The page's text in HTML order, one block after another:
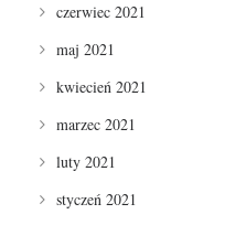
czerwiec 2021
maj 2021
kwiecień 2021
marzec 2021
luty 2021
styczeń 2021